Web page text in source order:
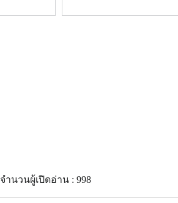
จำนวนผู้เปิดอ่าน : 998